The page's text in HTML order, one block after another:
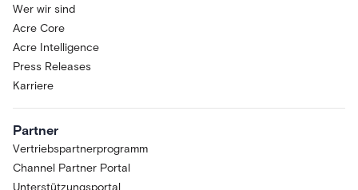
Wer wir sind
Acre Core
Acre Intelligence
Press Releases
Karriere
Partner
Vertriebspartnerprogramm
Channel Partner Portal